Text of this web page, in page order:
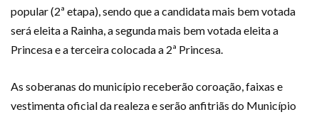
popular (2ª etapa), sendo que a candidata mais bem votada
será eleita a Rainha, a segunda mais bem votada eleita a
Princesa e a terceira colocada a 2ª Princesa.
As soberanas do município receberão coroação, faixas e
vestimenta oficial da realeza e serão anfitriãs do Município